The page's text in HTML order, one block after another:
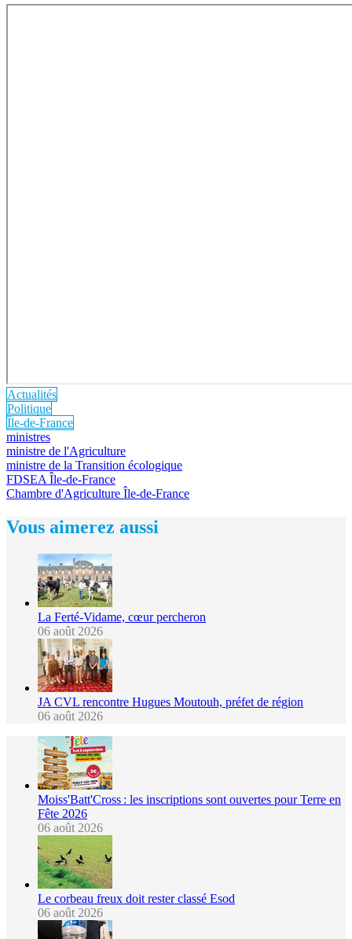
Actualités
Politique
Île-de-France
ministres
ministre de l'Agriculture
ministre de la Transition écologique
FDSEA Île-de-France
Chambre d'Agriculture Île-de-France
Vous aimerez aussi
La Ferté-Vidame, cœur percheron
06 août 2026
JA CVL rencontre Hugues Moutouh, préfet de région
06 août 2026
Moiss'Batt'Cross : les inscriptions sont ouvertes pour Terre en
Fête 2026
06 août 2026
Le corbeau freux doit rester classé Esod
06 août 2026